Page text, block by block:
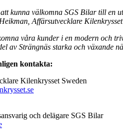
kunna välkomna SGS Bilar till en
Affärsutvecklare Kilenkrysset
våra kunder i en modern och
av Strängnäs starka och växande
kontakta:
Kilenkrysset Sweden
och delägare SGS Bilar